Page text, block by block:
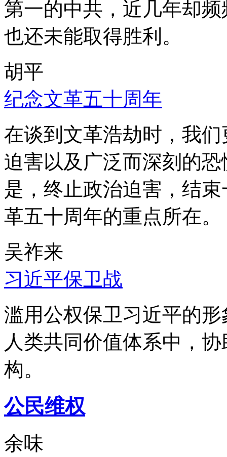
第一的中共，近几年却
也还未能取得胜利。
胡平
纪念文革五十周年
在谈到文革浩劫时，我
迫害以及广泛而深刻的
是，终止政治迫害，结
革五十周年的重点所在。
吴祚来
习近平保卫战
滥用公权保卫习近平的
人类共同价值体系中，
构。
公民维权
余味